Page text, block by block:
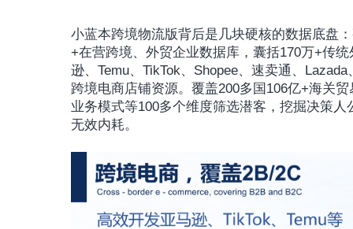
小蓝本跨境物流版背后是几块硬核的数据底盘
+在营跨境、外贸企业数据库，囊括170万+传
逊、Temu、TikTok、Shopee、速卖通、
跨境电商店铺资源。覆盖200多国106亿+海关
业务模式等100多个维度筛选潜客，挖掘决策
无效内耗。